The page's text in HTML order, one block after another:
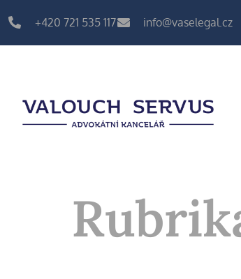
+420 721 535 117
info@vaselegal.cz